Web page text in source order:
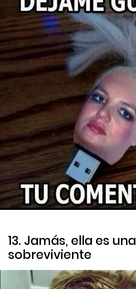
13. Jamás, ella es una
sobreviviente